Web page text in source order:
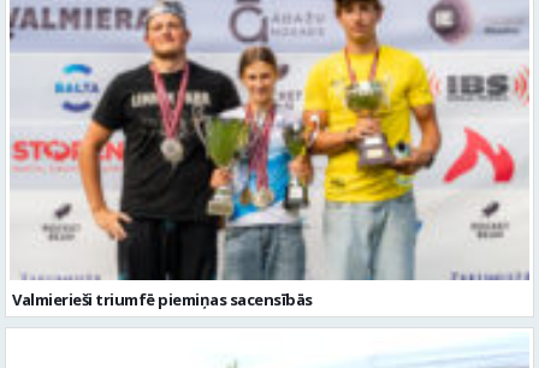
Valmierieši triumfē piemiņas sacensībās